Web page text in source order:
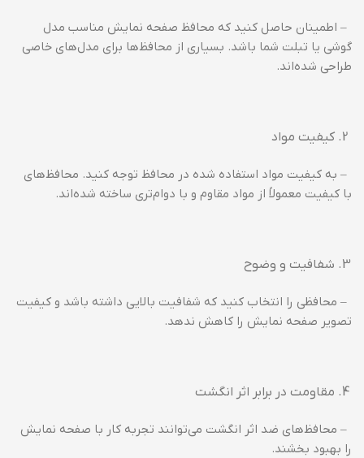
– اطمینان حاصل کنید که محافظ صفحه نمایش مناسب مدل
گوشی یا تبلت شما باشد. بسیاری از محافظ‌ها برای مدل‌های خاصی
طراحی شده‌اند.
کیفیت مواد
– به کیفیت مواد استفاده شده در محافظ توجه کنید. محافظ‌های
با کیفیت معمولاً از مواد مقاوم و با دوام‌تری ساخته شده‌اند.
شفافیت و وضوح
– محافظی را انتخاب کنید که شفافیت بالایی داشته باشد و کیفیت
تصویر صفحه نمایش را کاهش ندهد.
مقاومت در برابر اثر انگشت
– محافظ‌های ضد اثر انگشت می‌توانند تجربه کار با صفحه نمایش
را بهبود بخشند.